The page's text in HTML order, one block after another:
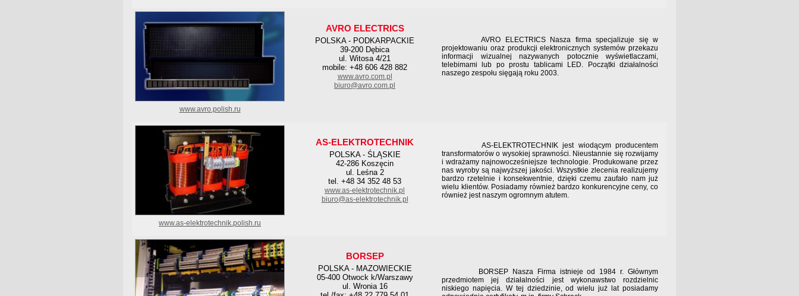
AVRO ELECTRICS
POLSKA - PODKARPACKIE
39-200 Dębica
ul. Witosa 4/21
mobile: +48 606 428 882
www.avro.com.pl
biuro@avro.com.pl
AVRO ELECTRICS Nasza firma specjalizuje się w
projektowaniu oraz produkcji elektronicznych systemów przekazu
informacji wizualnej nazywanych potocznie wyświetlaczami,
telebimami lub po prostu tablicami LED. Początki działalności
naszego zespołu sięgają roku 2003.
www.avro.polish.ru
AS-ELEKTROTECHNIK
POLSKA - ŚLĄSKIE
42-286 Koszęcin
ul. Leśna 2
tel. +48 34 352 48 53
www.as-elektrotechnik.pl
biuro@as-elektrotechnik.pl
AS-ELEKTROTECHNIK jest wiodącym producentem
transformatorów o wysokiej sprawności. Nieustannie się rozwijamy
i wdrażamy najnowocześniejsze technologie. Produkowane przez
nas wyroby są najwyższej jakości. Wszystkie zlecenia realizujemy
bardzo rzetelnie i konsekwentnie, dzięki czemu zaufało nam już
wielu klientów. Posiadamy również bardzo konkurencyjne ceny, co
również jest naszym ogromnym atutem.
www.as-elektrotechnik.polish.ru
BORSEP
POLSKA - MAZOWIECKIE
05-400 Otwock k/Warszawy
ul. Wronia 16
BORSEP Nasza Firma istnieje od 1984 r. Głównym
przedmiotem jej działalności jest wykonawstwo rozdzielnic
niskiego napięcia. W tej dziedzinie, od wielu już lat posiadamy